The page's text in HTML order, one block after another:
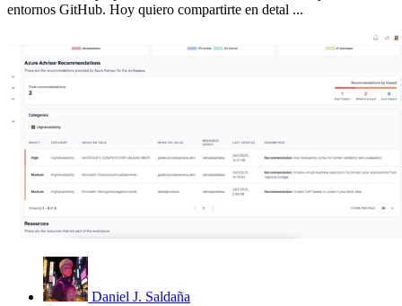
entornos GitHub. Hoy quiero compartirte en detal ...
Daniel J. Saldaña